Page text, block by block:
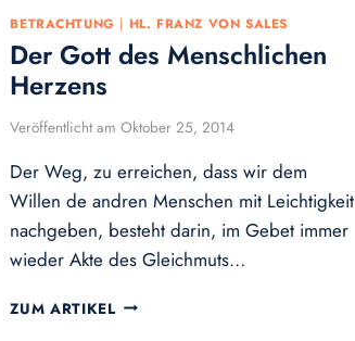
BETRACHTUNG | HL. FRANZ VON SALES
Der Gott des Menschlichen
Herzens
Veröffentlicht am Oktober 25, 2014
Der Weg, zu erreichen, dass wir dem
Willen de andren Menschen mit Leichtigkeit
nachgeben, besteht darin, im Gebet immer
wieder Akte des Gleichmuts…
ZUM ARTIKEL DER